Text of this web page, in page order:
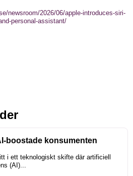
newsroom/2026/06/apple-introduces-siri-
personal-assistant/
boostade konsumenten
i ett teknologiskt skifte där artificiell
(AI)...